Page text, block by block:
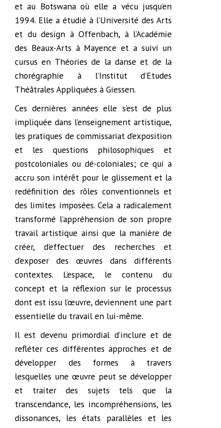
et au Botswana où elle a vécu jusqu’en
1994. Elle a étudié à l’Université des Arts
et du design à Offenbach, à l’Académie
des Beaux-Arts à Mayence et a suivi un
cursus en Théories de la danse et de la
chorégraphie à l’Institut d’Etudes
Théâtrales Appliquées à Giessen.
Ces dernières années elle s’est de plus
impliquée dans l’enseignement artistique,
les pratiques de commissariat d’exposition
et les questions philosophiques et
postcoloniales ou dé-coloniales; ce qui a
accru son intérêt pour le glissement et la
redéfinition des rôles conventionnels et
des limites imposées. Cela a radicalement
transformé l’appréhension de son propre
travail artistique ainsi que la manière de
créer, d’effectuer des recherches et
d’exposer des œuvres dans différents
contextes. L’espace, le contenu du
concept et la réflexion sur le processus
dont est issu l’œuvre, deviennent une part
essentielle du travail en lui-même.
Il est devenu primordial d’inclure et de
refléter ces différentes approches et de
développer des formes à travers
lesquelles une œuvre peut se développer
et traiter des sujets tels que la
transcendance, les incompréhensions, les
dissonances, les états parallèles et les